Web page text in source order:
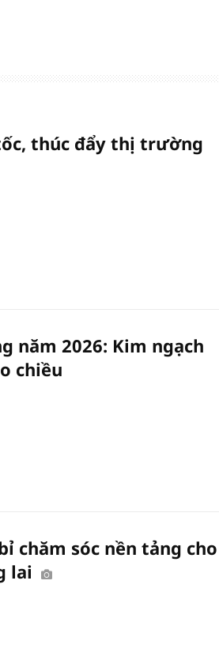
thúc đẩy thị trường
năm 2026: Kim ngạch
chiều
chăm sóc nền tảng cho
lai